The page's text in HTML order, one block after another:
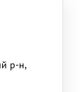
р-н,